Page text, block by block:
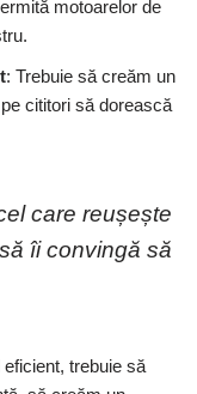
motoarelor de
: Trebuie să creăm un
cititori să dorească
care reușește
îi convingă să
trebuie să